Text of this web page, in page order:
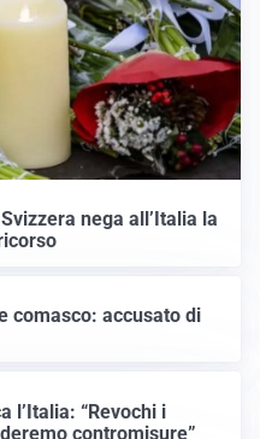
nega all’Italia la
comasco: accusato di
l’Italia: “Revochi i
contromisure”